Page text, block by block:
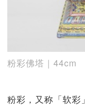
粉彩佛塔｜44cm
粉彩，又称「软彩